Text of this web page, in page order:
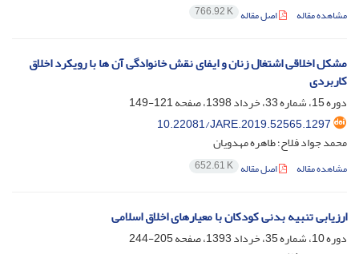
مشاهده مقاله اصل مقاله 766.92 K
مشکل اخلاقی اشتغال زنان و ایفای نقش خانوادگی آن ها با رویکرد اخلاق
کاربردی
دوره 15، شماره 33، خرداد 1398، صفحه
121-149
10.22081/JARE.2019.52565.1297
محمد جواد فلاح؛ طاهره مهدویان
مشاهده مقاله اصل مقاله 652.61 K
ارزیابی تنبیه بدنی کودکان با معیارهای اخلاق اسلامی
دوره 10، شماره 35، خرداد 1393، صفحه
205-244